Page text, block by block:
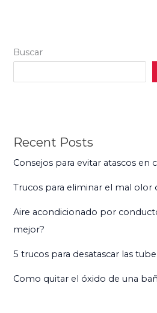
Buscar
Recent Posts
Consejos para evitar atascos en
Trucos para eliminar el mal olor
Aire acondicionado por
mejor?
5 trucos para desatascar las
Como quitar el óxido de una